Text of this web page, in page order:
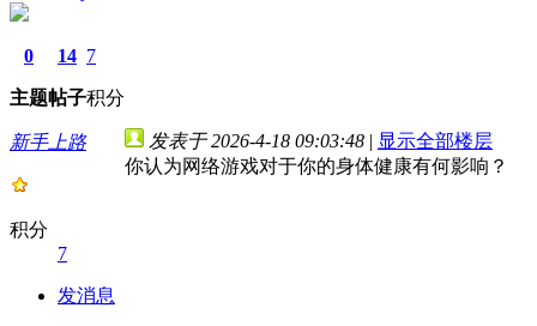
0
主题
14
帖子
7
积分
新手上路
积分
7
发消息
发表于 2026-4-18 09:03:48 | 显示全部楼层
你认为网络游戏对于你的身体健康有何影响？